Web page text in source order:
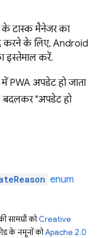
टास्क मैनेजर का
करने के लिए, Android
इस्तेमाल करें.
PWA अपडेट हो जाता
बदलकर "अपडेट हो
enum
कोCreative
के नमूनों कोApache 2.0